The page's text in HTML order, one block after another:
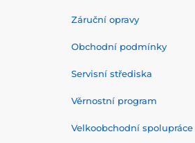
Záruční opravy
Obchodní podmínky
Servisní střediska
Věrnostní program
Velkoobchodní spolupráce